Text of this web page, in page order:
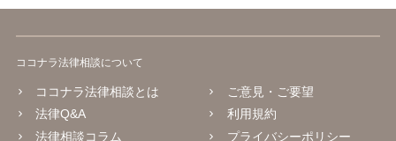
ココナラ法律相談について
ココナラ法律相談とは
法律Q&A
法律相談コラム
ご意見・ご要望
利用規約
プライバシーポリシー